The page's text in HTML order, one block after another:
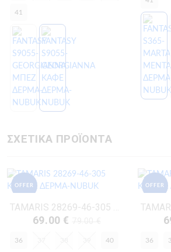
41
ΣΧΕΤΙΚΑ ΠΡΟΪΟΝΤΑ
OFFER
TAMARIS 28269-46-305 ΚΟΝΙΑΚ ΔΕΡΜΑ-NUBUK
69.00 €
36 40
OFFER
36